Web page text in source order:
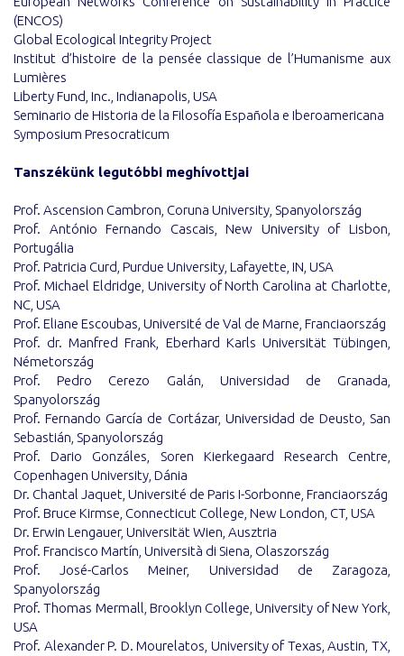
(ENCOS)
Global Ecological Integrity Project
Institut d’histoire de la pensée classique de l’Humanisme aux
Lumières
Liberty Fund, Inc., Indianapolis, USA
Seminario de Historia de la Filosofía Española e Iberoamericana
Symposium Presocraticum
Tanszékünk legutóbbi meghívottjai
Prof. Ascension Cambron, Coruna University, Spanyolország
Prof. António Fernando Cascais, New University of Lisbon,
Portugália
Prof. Patricia Curd, Purdue University, Lafayette, IN, USA
Prof. Michael Eldridge, University of North Carolina at Charlotte,
NC, USA
Prof. Eliane Escoubas, Université de Val de Marne, Franciaország
Prof. dr. Manfred Frank, Eberhard Karls Universität Tübingen,
Németország
Prof. Pedro Cerezo Galán, Universidad de Granada,
Spanyolország
Prof. Fernando García de Cortázar, Universidad de Deusto, San
Sebastián, Spanyolország
Prof. Dario Gonzáles, Soren Kierkegaard Research Centre,
Copenhagen University, Dánia
Dr. Chantal Jaquet, Université de Paris I-Sorbonne, Franciaország
Prof. Bruce Kirmse, Connecticut College, New London, CT, USA
Dr. Erwin Lengauer, Universität Wien, Ausztria
Prof. Francisco Martín, Università di Siena, Olaszország
Prof. José-Carlos Meiner, Universidad de Zaragoza,
Spanyolország
Prof. Thomas Mermall, Brooklyn College, University of New York,
USA
Prof. Alexander P. D. Mourelatos, University of Texas, Austin, TX,